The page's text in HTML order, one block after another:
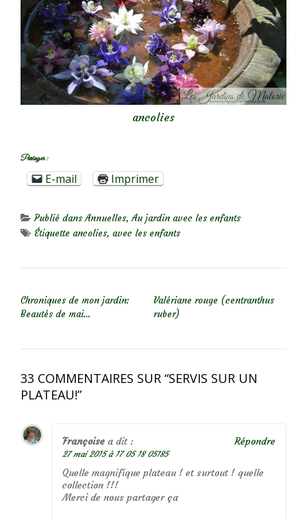
ancolies
Partager :
E-mail Imprimer
Publié dansAnnuelles,Au jardin avec les enfants
Étiquette ancolies, avec les enfants
Chroniques de mon jardin:
Beautés de mai…
Valériane rouge (centranthus
ruber)
33 COMMENTAIRES SUR “SERVIS SUR UN
PLATEAU!”
Françoise a dit :
27 mai 2015 à 17 05 18 05185
Quelle magnifique plateau ! et surtout ! quelle
collection !!!
Merci de nous partager ça
Répondre